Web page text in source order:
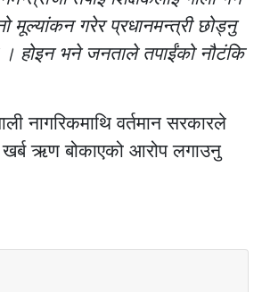
मूल्यांकन गरेर प्रधानमन्त्री छोड्नु
होइन भने जनताले तपाईंको नौटंकि
नागरिकमाथि वर्तमान सरकारले
खर्ब ऋण बोकाएको आरोप लगाउनु